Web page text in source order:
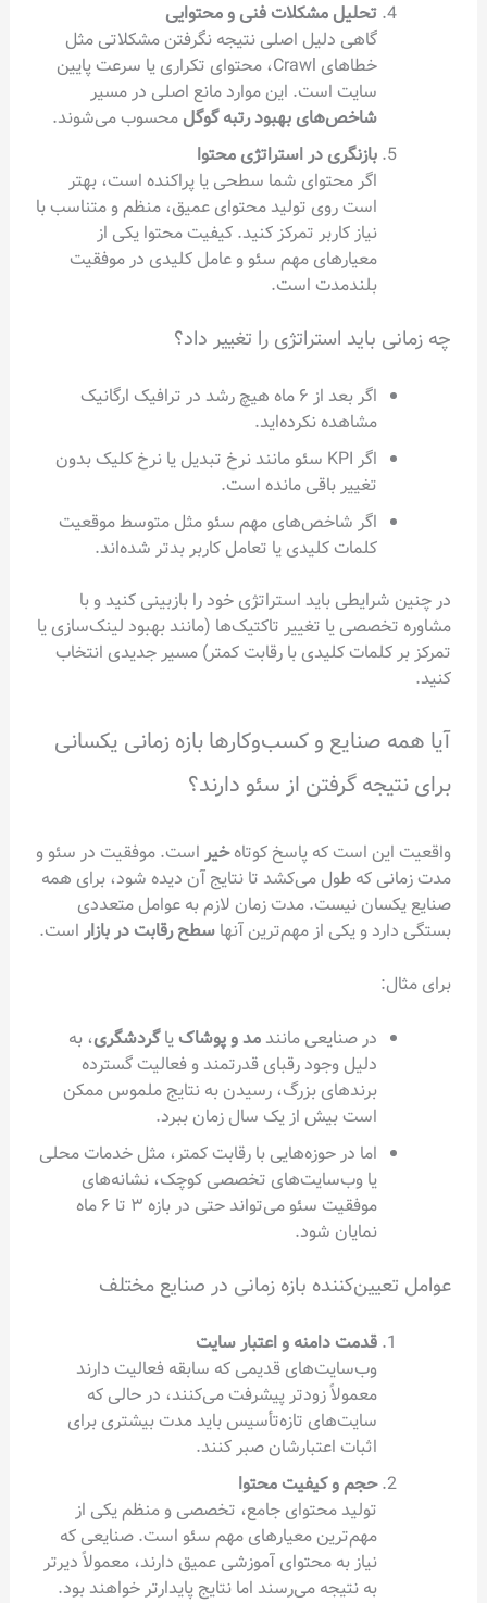
تحلیل مشکلات فنی و محتوایی
گاهی دلیل اصلی نتیجه نگرفتن مشکلاتی مثل
خطاهای Crawl، محتوای تکراری یا سرعت پایین
سایت است. این موارد مانع اصلی در مسیر
شاخص‌های بهبود رتبه گوگلمحسوب می‌شوند.
بازنگری در استراتژی محتوا
اگر محتوای شما سطحی یا پراکنده است، بهتر
است روی تولید محتوای عمیق، منظم و متناسب با
نیاز کاربر تمرکز کنید. کیفیت محتوا یکی از
معیارهای مهم سئو و عامل کلیدی در موفقیت
بلندمدت است.
استراتژی را تغییر داد؟
اگر بعد از ۶ ماه هیچ رشد در ترافیک ارگانیک
مشاهده نکرده‌اید.
اگر KPI سئو مانند نرخ تبدیل یا نرخ کلیک بدون
تغییر باقی مانده است.
اگر شاخص‌های مهم سئو مثل متوسط موقعیت
کلمات کلیدی یا تعامل کاربر بدتر شده‌اند.
باید استراتژی خود را بازبینی کنید و با
یا تغییر تاکتیک‌ها (مانند بهبود لینک‌سازی یا
کلیدی با رقابت کمتر) مسیر جدیدی انتخاب
و کسب‌وکارها بازه زمانی یکسانی
گرفتن از سئو دارند؟
است که پاسخ کوتاه خیر است. موفقیت در سئو و
که طول می‌کشد تا نتایج آن دیده شود، برای همه
نیست. مدت زمان لازم به عوامل متعددی
و یکی از مهم‌ترین آنهاسطح رقابت در بازاراست.
در صنایعی مانندمد و پوشاکیا گردشگری، به
دلیل وجود رقبای قدرتمند و فعالیت گسترده
برندهای بزرگ، رسیدن به نتایج ملموس ممکن
است بیش از یک سال زمان ببرد.
اما در حوزه‌هایی با رقابت کمتر، مثل خدمات محلی
یا وب‌سایت‌های تخصصی کوچک، نشانه‌های
موفقیت سئو می‌تواند حتی در بازه ۳ تا ۶ ماه
بازه زمانی در صنایع مختلف
قدمت دامنه و اعتبار سایت
وب‌سایت‌های قدیمی که سابقه فعالیت دارند
معمولاً زودتر پیشرفت می‌کنند، در حالی که
سایت‌های تازه‌تأسیس باید مدت بیشتری برای
اثبات اعتبارشان صبر کنند.
حجم و کیفیت محتوا
تولید محتوای جامع، تخصصی و منظم یکی از
مهم‌ترین معیارهای مهم سئو است. صنایعی که
نیاز به محتوای آموزشی عمیق دارند، معمولاً دیرتر
به نتیجه می‌رسند اما نتایج پایدارتر خواهند بود.